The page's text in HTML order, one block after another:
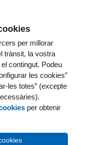
per millorar
trànsit, la vostra
contingut. Podeu
les cookies”
les totes” (excepte
per obtenir